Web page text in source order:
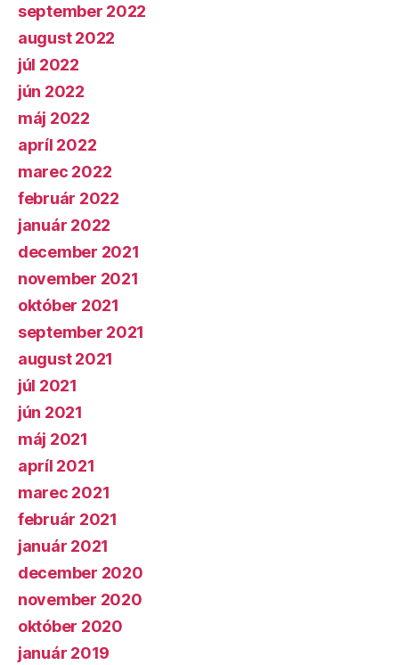
september 2022
august 2022
júl 2022
jún 2022
máj 2022
apríl 2022
marec 2022
február 2022
január 2022
december 2021
november 2021
október 2021
september 2021
august 2021
júl 2021
jún 2021
máj 2021
apríl 2021
marec 2021
február 2021
január 2021
december 2020
november 2020
október 2020
január 2019